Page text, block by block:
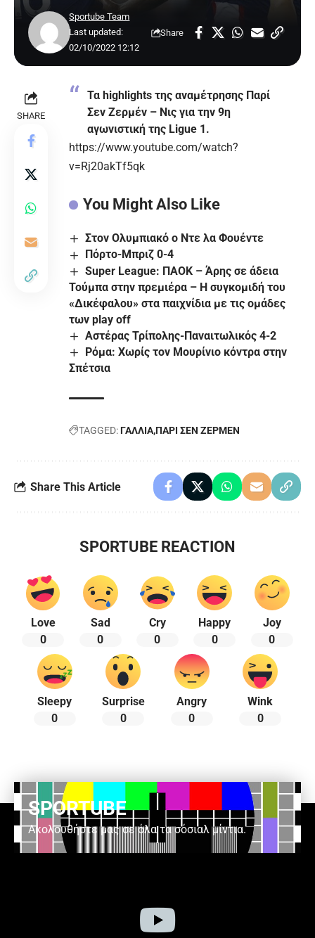
Last updated:
02/10/2022 12:12
Sportube Team
Share
SHARE
Τα highlights της αναμέτρησης Παρί
Σεν Ζερμέν – Νις για την 9η
αγωνιστική της Ligue 1.
https://www.youtube.com/watch?
v=Rj20akTf5qk
You Might Also Like
Στον Ολυμπιακό ο Ντε λα Φουέντε
Πόρτο-Μπριζ 0-4
Super League: ΠΑΟΚ – Άρης σε άδεια
Τούμπα στην πρεμιέρα – Η συγκομιδή του
«Δικέφαλου» στα παιχνίδια με τις ομάδες
των play off
Αστέρας Τρίπολης-Παναιτωλικός 4-2
Ρόμα: Χωρίς τον Μουρίνιο κόντρα στην
Σπέτσια
TAGGED:ΓΑΛΛΙΑΠΑΡΙ ΣΕΝ ΖΕΡΜΕΝ
Share This Article
SPORTUBE REACTION
Love
0
Sad
0
Cry
0
Happy
0
Joy
0
Sleepy
0
Surprise
0
Angry
0
Wink
0
SPORTUBE
Ακολουθήστε μας σε όλα τα σόσιαλ μίντια.